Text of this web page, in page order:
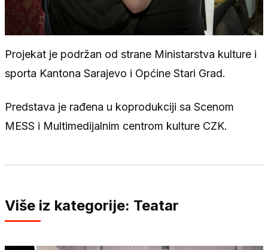
Projekat je podržan od strane Ministarstva kulture i
sporta Kantona Sarajevo i Općine Stari Grad.
Predstava je rađena u koprodukciji sa Scenom
MESS i Multimedijalnim centrom kulture CZK.
Više iz kategorije: Teatar